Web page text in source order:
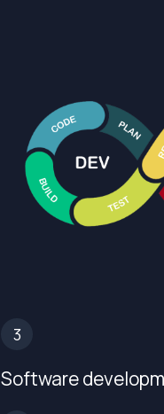
3
Software